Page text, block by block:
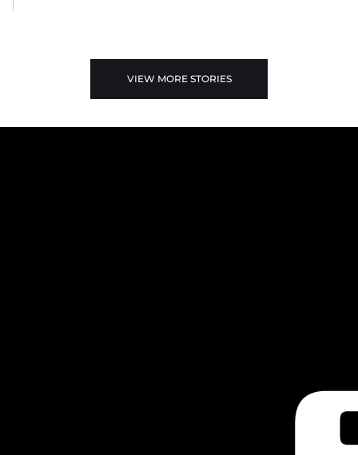
VIEW MORE STORIES